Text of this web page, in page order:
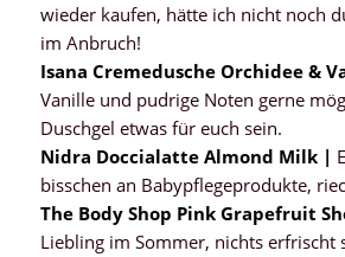
wieder kaufen, hätte ich nicht noch
im Anbruch!
Isana Cremedusche Orchidee &
Vanille und pudrige Noten gerne
Duschgel etwas für euch sein.
Nidra Doccialatte Almond Milk |
bisschen an Babypflegeprodukte,
The Body Shop Pink Grapefruit
Liebling im Sommer, nichts erfrischt